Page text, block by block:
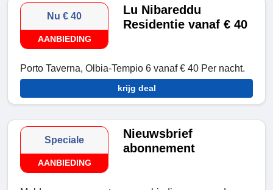
Nu € 40
AANBIEDING
Lu Nibareddu
Residentie vanaf € 40
Porto Taverna, Olbia-Tempio 6 vanaf € 40 Per nacht.
krijg deal
Speciale
AANBIEDING
Nieuwsbrief
abonnement